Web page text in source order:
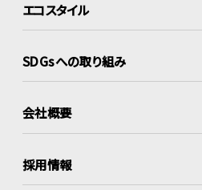
エコスタイル
SDGsへの取り組み
会社概要
採用情報